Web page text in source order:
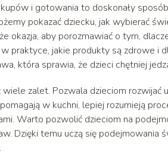
i gotowania to doskonały
pokazać dziecku, jak wybierać
okazja, aby porozmawiać o tym,
w praktyce, jakie produkty są zdrowe i
która sprawia, że dzieci chętniej
zalet. Pozwala dzieciom rozwijać
w kuchni, lepiej rozumieją
Warto pozwolić dzieciom na
Dzięki temu uczą się podejmowania